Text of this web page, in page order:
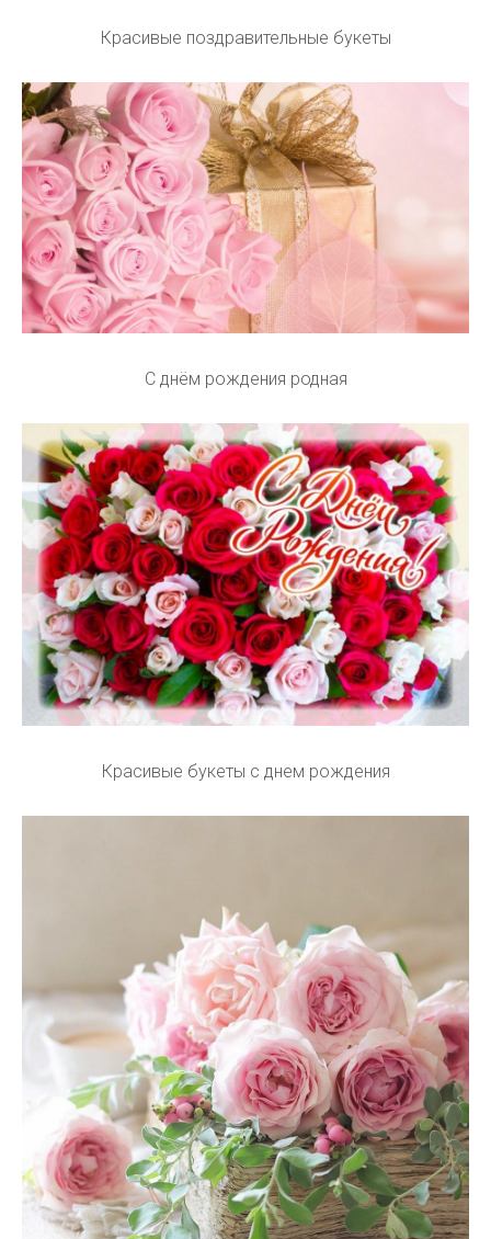
Красивые поздравительные букеты
С днём рождения родная
Красивые букеты с днем рождения